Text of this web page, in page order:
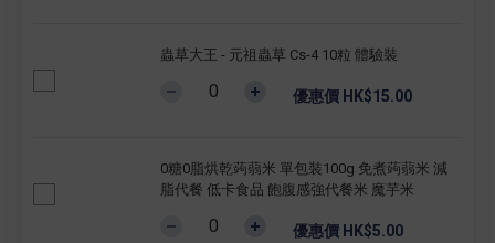
蟲草大王 - 元祖蟲草 Cs-4 10粒 體驗裝
優惠價 HK$15.00
0糖0脂烘乾蒟蒻米 單包裝100g 免煮蒟蒻米 減
脂代餐 低卡食品 飽腹感強代餐米 魔芋米
優惠價 HK$5.00